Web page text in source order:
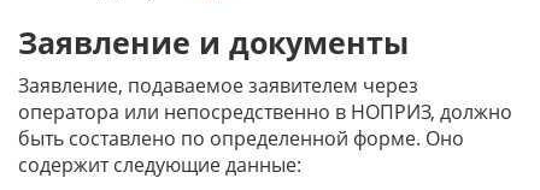
Заявление и документы
Заявление, подаваемое заявителем через
оператора или непосредственно в НОПРИЗ, должно
быть составлено по определенной форме. Оно
содержит следующие данные: